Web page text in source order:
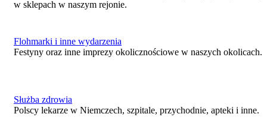
w sklepach w naszym rejonie.
Flohmarki i inne wydarzenia
Festyny oraz inne imprezy okolicznościowe w naszych okolicach.
Służba zdrowia
Polscy lekarze w Niemczech, szpitale, przychodnie, apteki i inne.